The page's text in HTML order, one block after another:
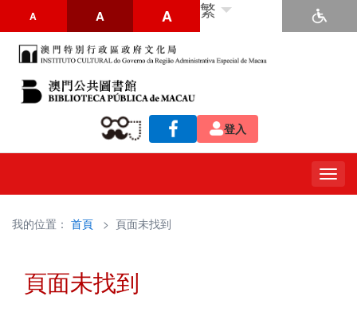
A A A 繁
登入
我的位置： 首頁 > 頁面未找到
頁面未找到